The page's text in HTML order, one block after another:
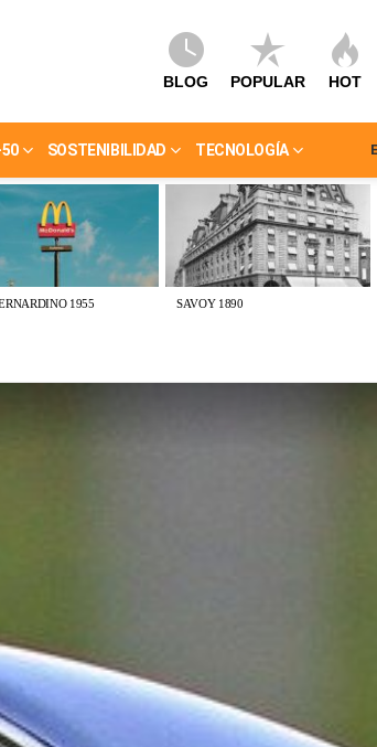
BLOG POPULAR HOT
SOSTENIBILIDAD TECNOLOGÍA
1955 SAVOY 1890